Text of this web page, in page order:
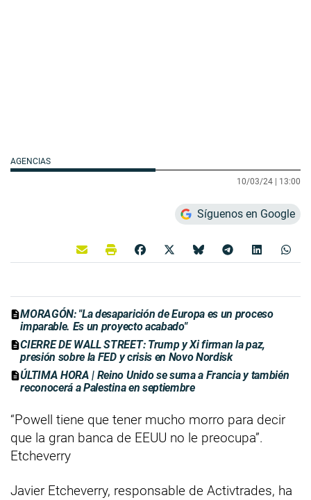
AGENCIAS
10/03/24 | 13:00
Síguenos en Google
MORAGÓN: "La desaparición de Europa es un proceso
imparable. Es un proyecto acabado"
CIERRE DE WALL STREET: Trump y Xi firman la paz,
presión sobre la FED y crisis en Novo Nordisk
ÚLTIMA HORA | Reino Unido se suma a Francia y también
reconocerá a Palestina en septiembre
“Powell tiene que tener mucho morro para decir
que la gran banca de EEUU no le preocupa”.
Etcheverry
Javier Etcheverry, responsable de Activtrades, ha